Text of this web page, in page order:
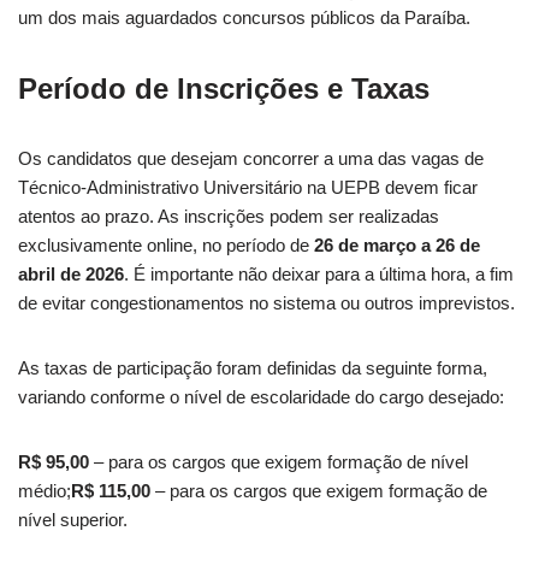
um dos mais aguardados concursos públicos da Paraíba.
Período de Inscrições e Taxas
Os candidatos que desejam concorrer a uma das vagas de
Técnico-Administrativo Universitário na UEPB devem ficar
atentos ao prazo. As inscrições podem ser realizadas
exclusivamente online, no período de 26 de março a 26 de
abril de 2026. É importante não deixar para a última hora, a fim
de evitar congestionamentos no sistema ou outros imprevistos.
As taxas de participação foram definidas da seguinte forma,
variando conforme o nível de escolaridade do cargo desejado:
R$ 95,00 – para os cargos que exigem formação de nível
médio;R$ 115,00 – para os cargos que exigem formação de
nível superior.